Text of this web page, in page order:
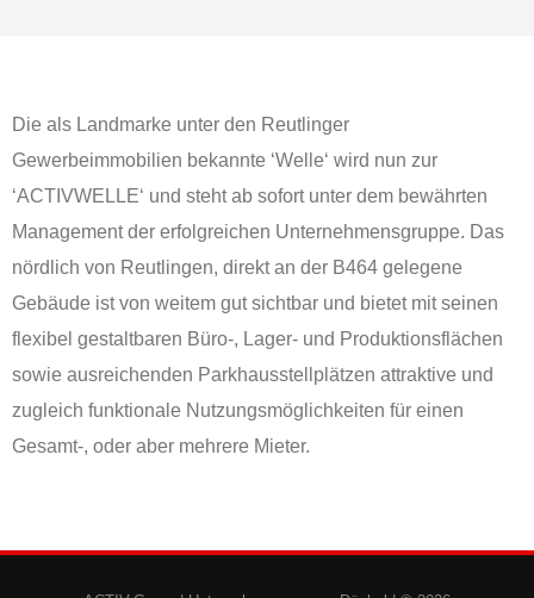
Die als Landmarke unter den Reutlinger
Gewerbeimmobilien bekannte ‘Welle‘ wird nun zur
‘ACTIVWELLE‘ und steht ab sofort unter dem bewährten
Management der erfolgreichen Unternehmensgruppe. Das
nördlich von Reutlingen, direkt an der B464 gelegene
Gebäude ist von weitem gut sichtbar und bietet mit seinen
flexibel gestaltbaren Büro-, Lager- und Produktionsflächen
sowie ausreichenden Parkhausstellplätzen attraktive und
zugleich funktionale Nutzungsmöglichkeiten für einen
Gesamt-, oder aber mehrere Mieter.